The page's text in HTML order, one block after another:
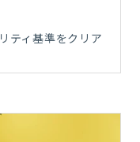
ティ基準をクリア